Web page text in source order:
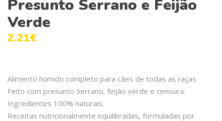
Presunto Serrano e Feijão
Verde
2.21€
Alimento húmido completo para cães de todas as raças.
Feito com presunto Serrano, feijão verde e cenoura.
Ingredientes 100% naturais.
Receitas nutricionalmente equilibradas, formuladas por